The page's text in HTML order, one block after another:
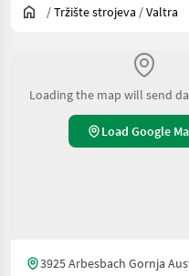
/Tržište strojeva /Valtra
Loading the map will send
Load Google
3925 Arbesbach Gornja